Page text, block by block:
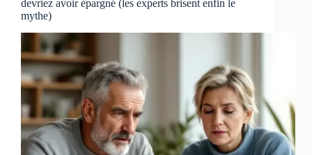
devriez avoir épargné (les experts brisent enfin le
mythe)